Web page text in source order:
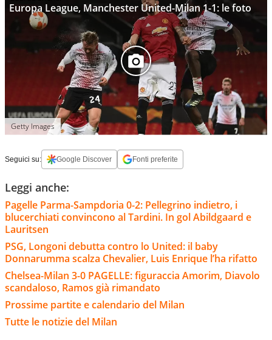
Europa League, Manchester United-Milan 1-1: le foto
Getty Images
Seguici su: Google Discover Fonti preferite
Leggi anche:
Pagelle Parma-Sampdoria 0-2: Pellegrino indietro, i
blucerchiati convincono al Tardini. In gol Abildgaard e
Lauritsen
PSG, Longoni debutta contro lo United: il baby
Donnarumma scalza Chevalier, Luis Enrique l’ha rifatto
Chelsea-Milan 3-0 PAGELLE: figuraccia Amorim, Diavolo
scandaloso, Ramos già rimandato
Prossime partite e calendario del Milan
Tutte le notizie del Milan